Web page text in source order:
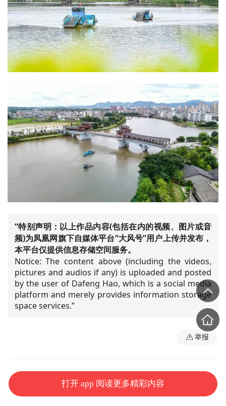
“特别声明：以上作品内容(包括在内的视频、图片或音
频)为凤凰网旗下自媒体平台“大风号”用户上传并发布，
本平台仅提供信息存储空间服务。
Notice: The content above (including the videos,
pictures and audios if any) is uploaded and posted
by the user of Dafeng Hao, which is a social media
platform and merely provides information storage
space services.”
举报
打开 app 阅读更多精彩内容